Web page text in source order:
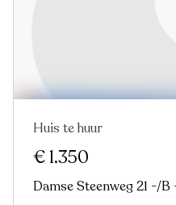
Nieuw
Huis te huur
€ 1.350
Damse Steenweg 21 -/